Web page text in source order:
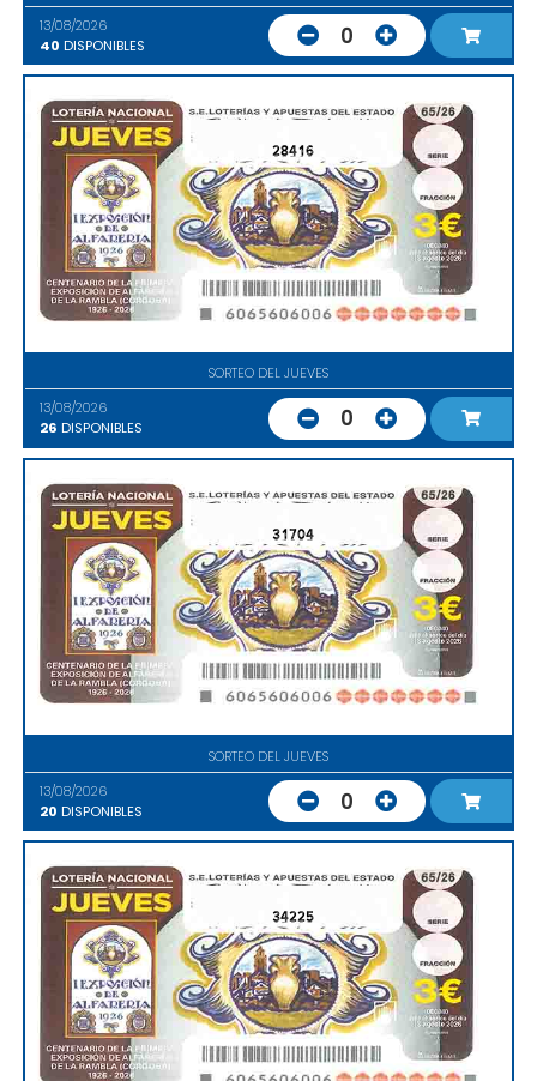
13/08/2026
40 DISPONIBLES 0
28416
SORTEO DEL JUEVES
13/08/2026
26 DISPONIBLES 0
31704
SORTEO DEL JUEVES
13/08/2026
20 DISPONIBLES 0
34225